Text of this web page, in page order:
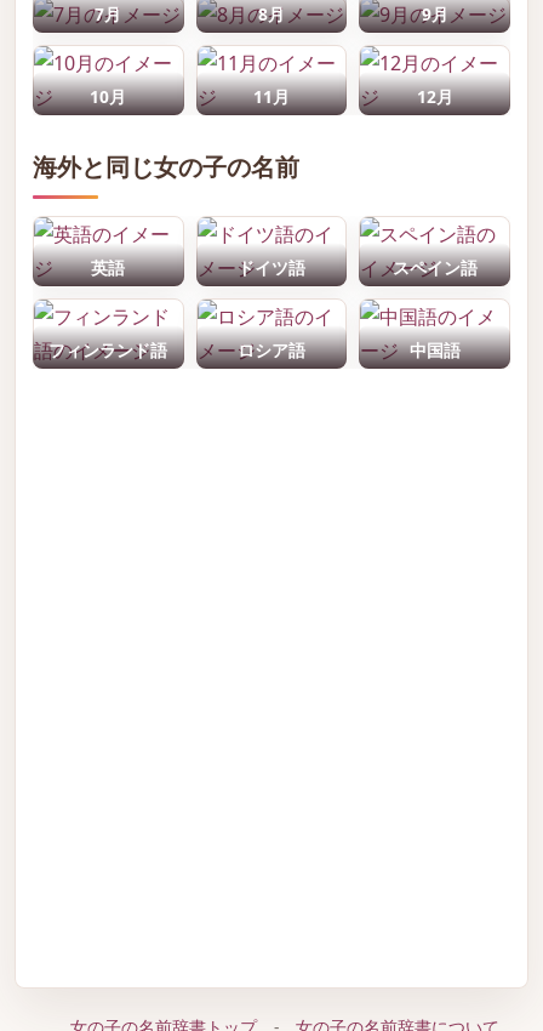
7月 8月 9月
10月 11月 12月
海外と同じ女の子の名前
英語 ドイツ語 スペイン語
フィンランド語 ロシア語 中国語
女の子の名前辞書トップ- 女の子の名前辞書について